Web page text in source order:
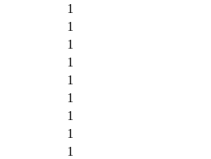
1
1
1
1
1
1
1
1
1